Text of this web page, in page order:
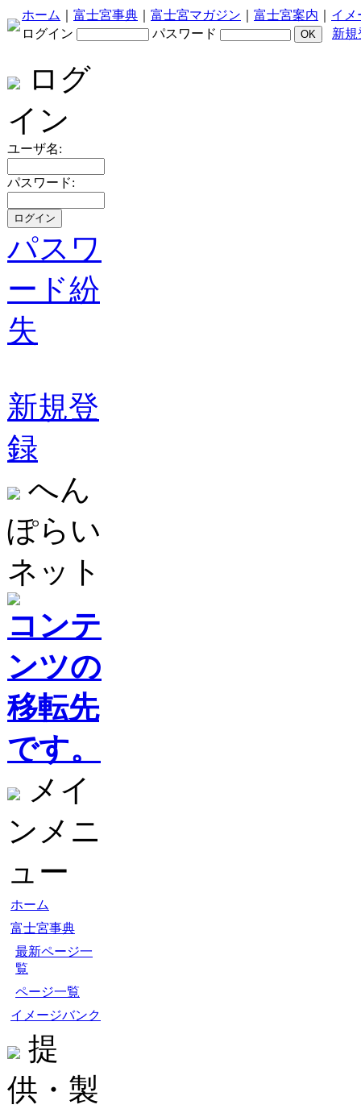
ホーム 富士宮事典 富士宮マガジン 富士宮案内
イメ
ログイン
パスワード 新規
ログ
イン
ユーザ名:
パスワード:
パスワ
ード紛
失
新規登
録
へん
ぽらい
ネット
コンテ
ンツの
移転先
です。
メイ
ンメニ
ュー
ホーム
富士宮事典
最新ページ一
覧
ページ一覧
イメージバンク
提
供・製